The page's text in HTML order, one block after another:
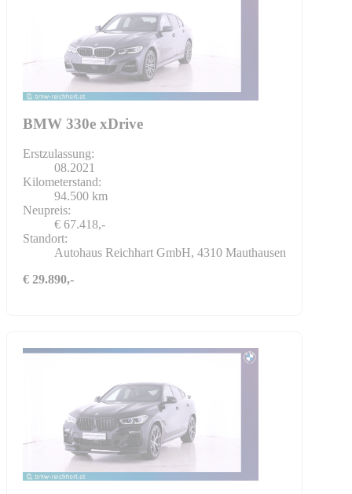
BMW 330e xDrive
Erstzulassung:
08.2021
Kilometerstand:
94.500 km
Neupreis:
€ 67.418,-
Standort:
Autohaus Reichhart GmbH, 4310 Mauthausen
€ 29.890,-